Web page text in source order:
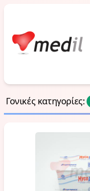
Home
Γονικές κατηγορίες: